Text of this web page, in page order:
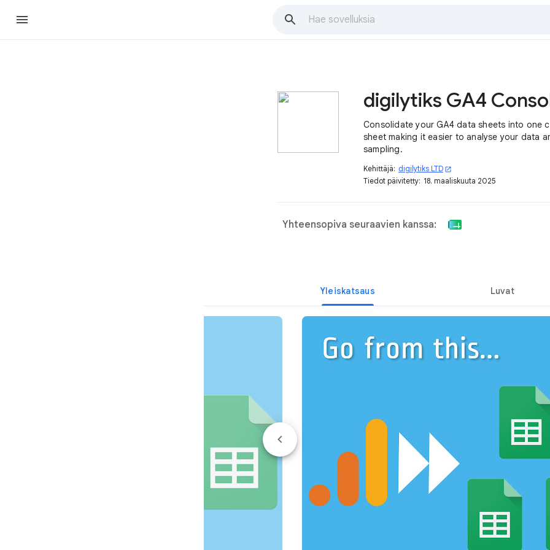
Consolidate your GA4 data sheets into one
sheet making it easier to analyse your data
sampling.
Kehittäjä: digilytiks LTD open_in_new
Tiedot päivitetty: 18. maaliskuuta 2025
Yhteensopiva seuraavien kanssa:
Yleiskatsaus Luvat